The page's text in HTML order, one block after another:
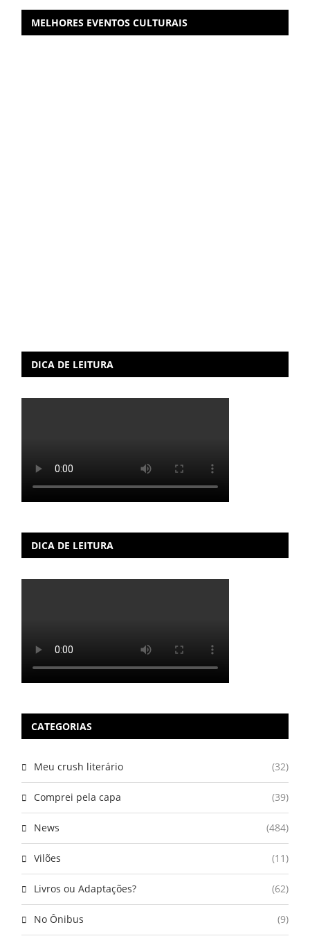
MELHORES EVENTOS CULTURAIS
DICA DE LEITURA
DICA DE LEITURA
CATEGORIAS
Meu crush literário (32)
Comprei pela capa (39)
News (484)
Vilões (11)
Livros ou Adaptações? (62)
No Ônibus (9)